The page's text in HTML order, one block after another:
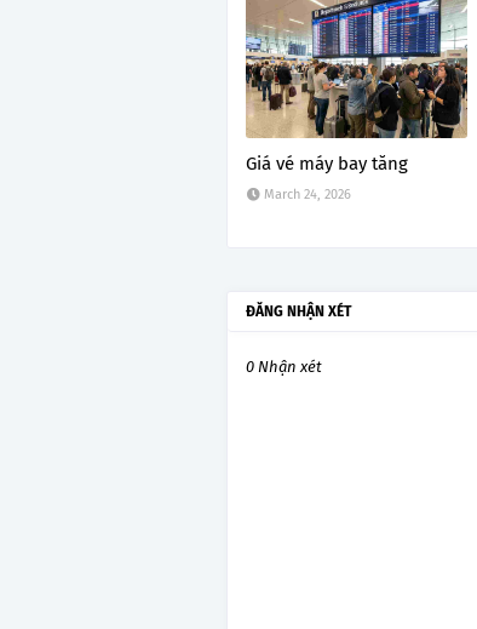
Giá vé máy bay tăng
March 24, 2026
ĐĂNG NHẬN XÉT
0 Nhận xét